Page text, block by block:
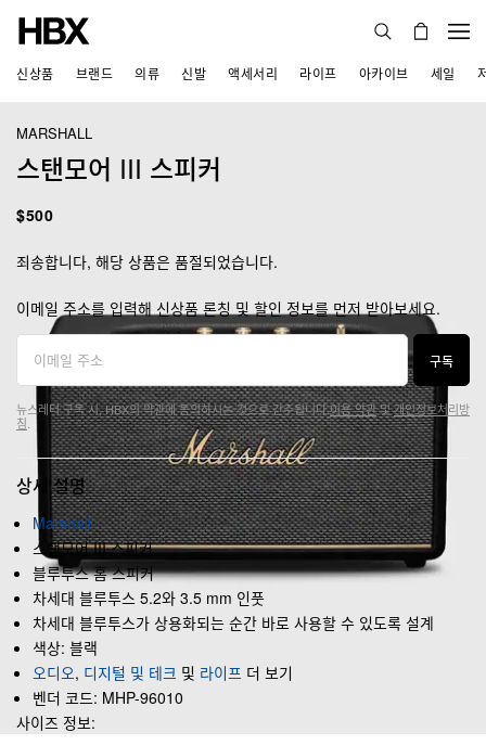
신상품 브랜드 의류 신발 액세서리 라이프 아카이브 세일
MARSHALL
스탠모어 III 스피커
$500
죄송합니다, 해당 상품은 품절되었습니다.
이메일 주소를 입력해 신상품 론칭 및 할인 정보를 먼저 받아보세요.
구독
뉴스레터 구독 시, HBX의 약관에 동의하시는 것으로 간주됩니다.이용 약관및개인정보처리방
침
상세 설명
Marshall
스탠모어 III 스피커
블루투스 홈 스피커
차세대 블루투스 5.2와 3.5 mm 인풋
차세대 블루투스가 상용화되는 순간 바로 사용할 수 있도록 설계
색상: 블랙
오디오, 디지털 및 테크 및 라이프 더 보기
벤더 코드: MHP-96010
사이즈 정보: